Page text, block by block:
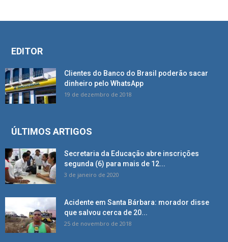
EDITOR
Clientes do Banco do Brasil poderão sacar
dinheiro pelo WhatsApp
19 de dezembro de 2018
ÚLTIMOS ARTIGOS
Secretaria da Educação abre inscrições
segunda (6) para mais de 12...
3 de janeiro de 2020
Acidente em Santa Bárbara: morador disse
que salvou cerca de 20...
25 de novembro de 2018